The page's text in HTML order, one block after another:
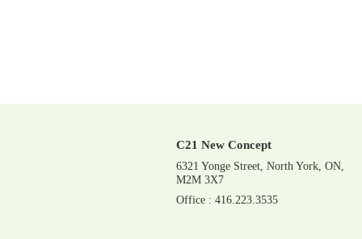
C21 New Concept
6321 Yonge Street, North York, ON,
M2M 3X7
Office : 416.223.3535